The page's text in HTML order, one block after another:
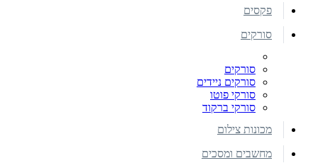
פקסים
סורקים
סורקים
סורקים ניידים
סורקי פוטו
סורקי ברקוד
מכונות צילום
מחשבים ומסכים